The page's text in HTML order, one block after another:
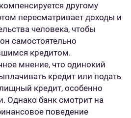
другому
пересматривает доходы и
человека, чтобы
самостоятельно
кредитом.
мнение, что одинокий
кредит или подать
кредит, особенно
Однако банк смотрит на
поведение